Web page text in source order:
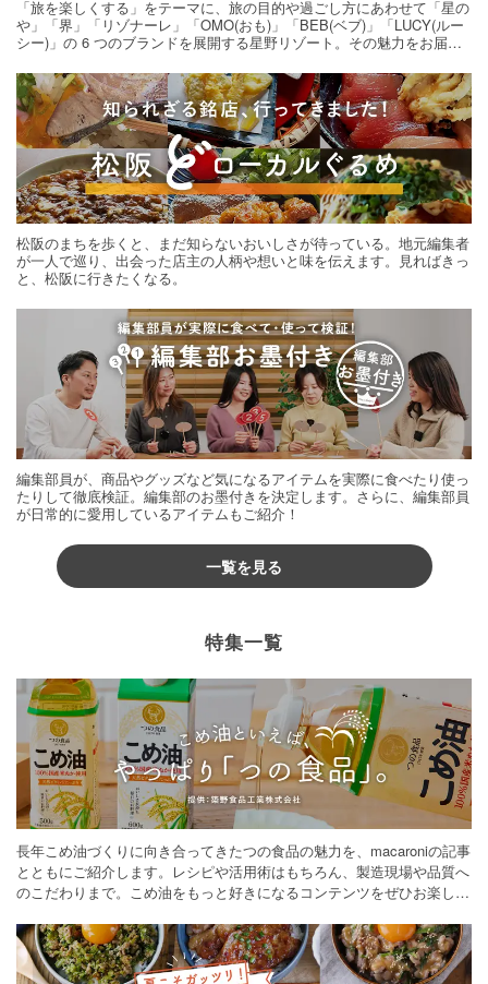
「旅を楽しくする」をテーマに、旅の目的や過ごし方にあわせて「星の
や」「界」「リゾナーレ」「OMO(おも)」「BEB(ベブ)」「LUCY(ルー
シー)」の 6 つのブランドを展開する星野リゾート。その魅力をお届け
松阪のまちを歩くと、まだ知らないおいしさが待っている。地元編集者
が一人で巡り、出会った店主の人柄や想いと味を伝えます。見ればきっ
と、松阪に行きたくなる。
編集部員が、商品やグッズなど気になるアイテムを実際に食べたり使っ
たりして徹底検証。編集部のお墨付きを決定します。さらに、編集部員
が日常的に愛用しているアイテムもご紹介！
一覧を見る
特集一覧
長年こめ油づくりに向き合ってきたつの食品の魅力を、macaroniの記事
とともにご紹介します。レシピや活用術はもちろん、製造現場や品質へ
のこだわりまで。こめ油をもっと好きになるコンテンツをぜひお楽しみ